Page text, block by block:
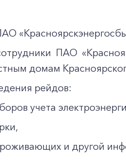
ПАО
домам
рейдов:
учета
и другой